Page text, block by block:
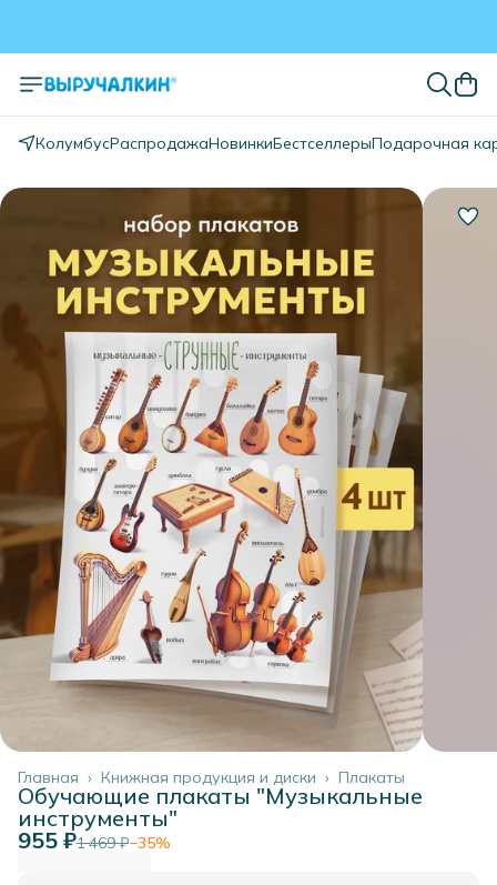
КолумбусРаспродажаНовинкиБестселлерыПодарочная
Плакаты
Книжная продукция и диски ›
Главная ›
Обучающие плакаты "Музыкальные
инструменты"
955 ₽1 469 ₽−35%